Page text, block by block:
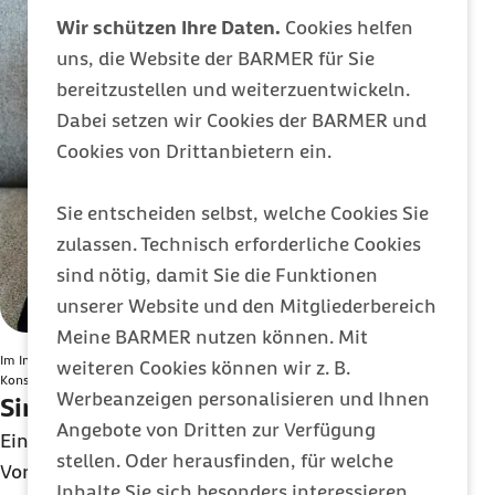
Wir schützen Ihre Daten. Cookies helfen
uns, die Website der BARMER für Sie
bereitzustellen und weiterzuentwickeln.
Dabei setzen wir Cookies der BARMER und
Cookies von Drittanbietern ein.
Sie entscheiden selbst, welche Cookies Sie
zulassen. Technisch erforderliche Cookies
sind nötig, damit Sie die Funktionen
unserer Website und den Mitgliederbereich
Meine BARMER nutzen können. Mit
weiteren Cookies können wir z. B.
Werbeanzeigen personalisieren und Ihnen
Angebote von Dritten zur Verfügung
stellen. Oder herausfinden, für welche
Im Internet kann man soziale Kontakte knüpfen - doch ein übermäßiger
Konsum kann auch bei Kindern Einsamkeit verstärken.
Sind Einzelkinder einsam?
Einzelkind zu sein ist bei vielen Menschen mit
Vorurteilen behaftet. Es liegt nahe, zu glauben,